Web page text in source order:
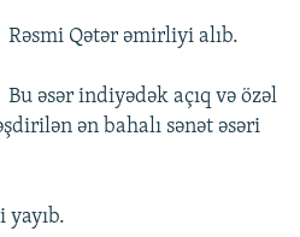
Rəsmi Qətər əmirliyi alıb.
Bu əsər indiyədək açıq və özəl
ən bahalı sənət əsəri